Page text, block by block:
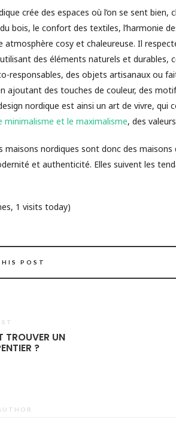
crée des espaces où l’on se sent bien,
bois, le confort des textiles, l’harmonie
atmosphère cosy et chaleureuse. Il
des éléments naturels et durables,
responsables, des objets artisanaux ou
ajoutant des touches de couleur, des
nordique est ainsi un art de vivre, qui
minimalisme et le maximalisme, des
maisons nordiques sont donc des
et authenticité. Elles suivent les
1 visits today)
POST
TROUVER UN
?